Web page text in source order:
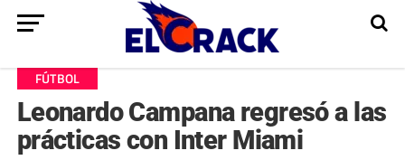
FÚTBOL
Leonardo Campana regresó a las
prácticas con Inter Miami